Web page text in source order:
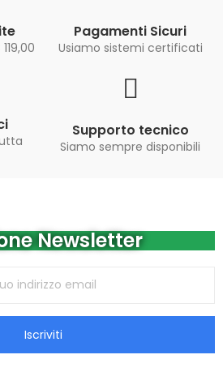
Pagamenti Sicuri
Usiamo sistemi certificati
Supporto tecnico
Siamo sempre disponibili
Newsletter
Iscriviti